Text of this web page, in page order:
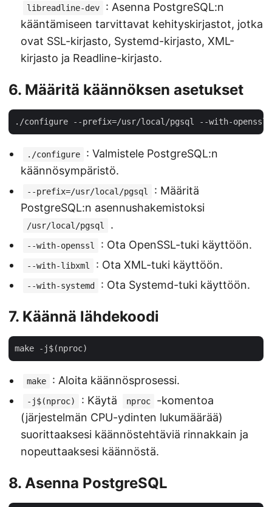
libreadline-dev
: Asenna PostgreSQL:n
kääntämiseen tarvittavat kehityskirjastot, jotka
ovat SSL-kirjasto, Systemd-kirjasto, XML-
kirjasto ja Readline-kirjasto.
6. Määritä käännöksen asetukset
./configure
: Valmistele PostgreSQL:n
käännösympäristö.
--prefix=/usr/local/pgsql
: Määritä
PostgreSQL:n asennushakemistoksi
/usr/local/pgsql .
--with-openssl : Ota OpenSSL-tuki käyttöön.
--with-libxml : Ota XML-tuki käyttöön.
--with-systemd : Ota Systemd-tuki käyttöön.
7. Käännä lähdekoodi
make : Aloita käännösprosessi.
-j$(nproc) : Käytä nproc
-komentoa
(järjestelmän CPU-ydinten lukumäärää)
suorittaaksesi käännöstehtäviä rinnakkain ja
nopeuttaaksesi käännöstä.
8. Asenna PostgreSQL